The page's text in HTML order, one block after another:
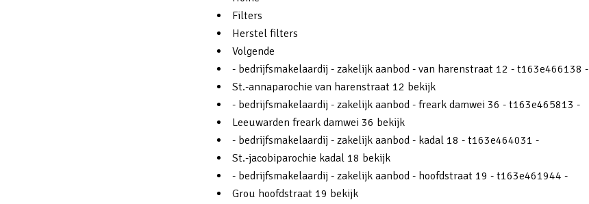
Filters
Herstel filters
Volgende
- bedrijfsmakelaardij - zakelijk aanbod - van harenstraat 12 - t163e466138 -
St.-annaparochie van harenstraat 12 bekijk
- bedrijfsmakelaardij - zakelijk aanbod - freark damwei 36 - t163e465813 -
Leeuwarden freark damwei 36 bekijk
- bedrijfsmakelaardij - zakelijk aanbod - kadal 18 - t163e464031 -
St.-jacobiparochie kadal 18 bekijk
- bedrijfsmakelaardij - zakelijk aanbod - hoofdstraat 19 - t163e461944 -
Grou hoofdstraat 19 bekijk